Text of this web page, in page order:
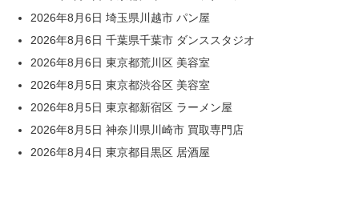
2026年8月6日 埼玉県川越市 パン屋
2026年8月6日 千葉県千葉市 ダンススタジオ
2026年8月6日 東京都荒川区 美容室
2026年8月5日 東京都渋谷区 美容室
2026年8月5日 東京都新宿区 ラーメン屋
2026年8月5日 神奈川県川崎市 買取専門店
2026年8月4日 東京都目黒区 居酒屋